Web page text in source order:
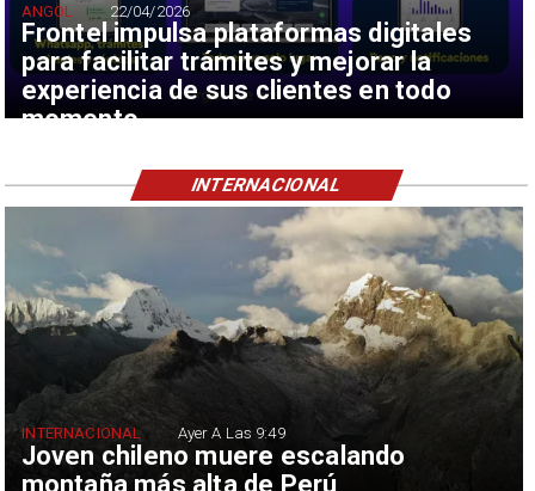
Frontel impulsa plataformas digitales
para facilitar trámites y mejorar la
experiencia de sus clientes en todo
momento
ANGOL 22/04/2026
Joven chileno muere escalando
montaña más alta de Perú
INTERNACIONAL Ayer A Las 9:49
INTERNACIONAL